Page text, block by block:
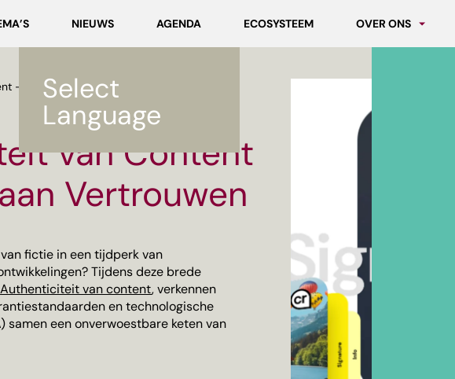
NIEUWS AGENDA ECOSYSTEEM OVER ONS
Werken bij MCNL
Select
Language
– Bouwen aan Vertrouwen
van Content
Vertrouwen
fictie in een tijdperk van
Tijdens deze brede
Authenticiteit van content, verkennen
en technologische
samen een onverwoestbare keten van